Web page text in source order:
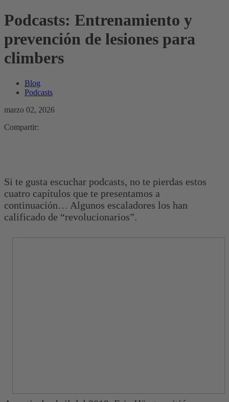
Podcasts: Entrenamiento y
prevención de lesiones para
climbers
Blog
Podcasts
marzo 02, 2026
Compartir:
Si te gusta escuchar podcasts, no te pierdas estos
cuatro capítulos que te presentamos a
continuación… Algunos escaladores los han
calificado de “revolucionarios”.